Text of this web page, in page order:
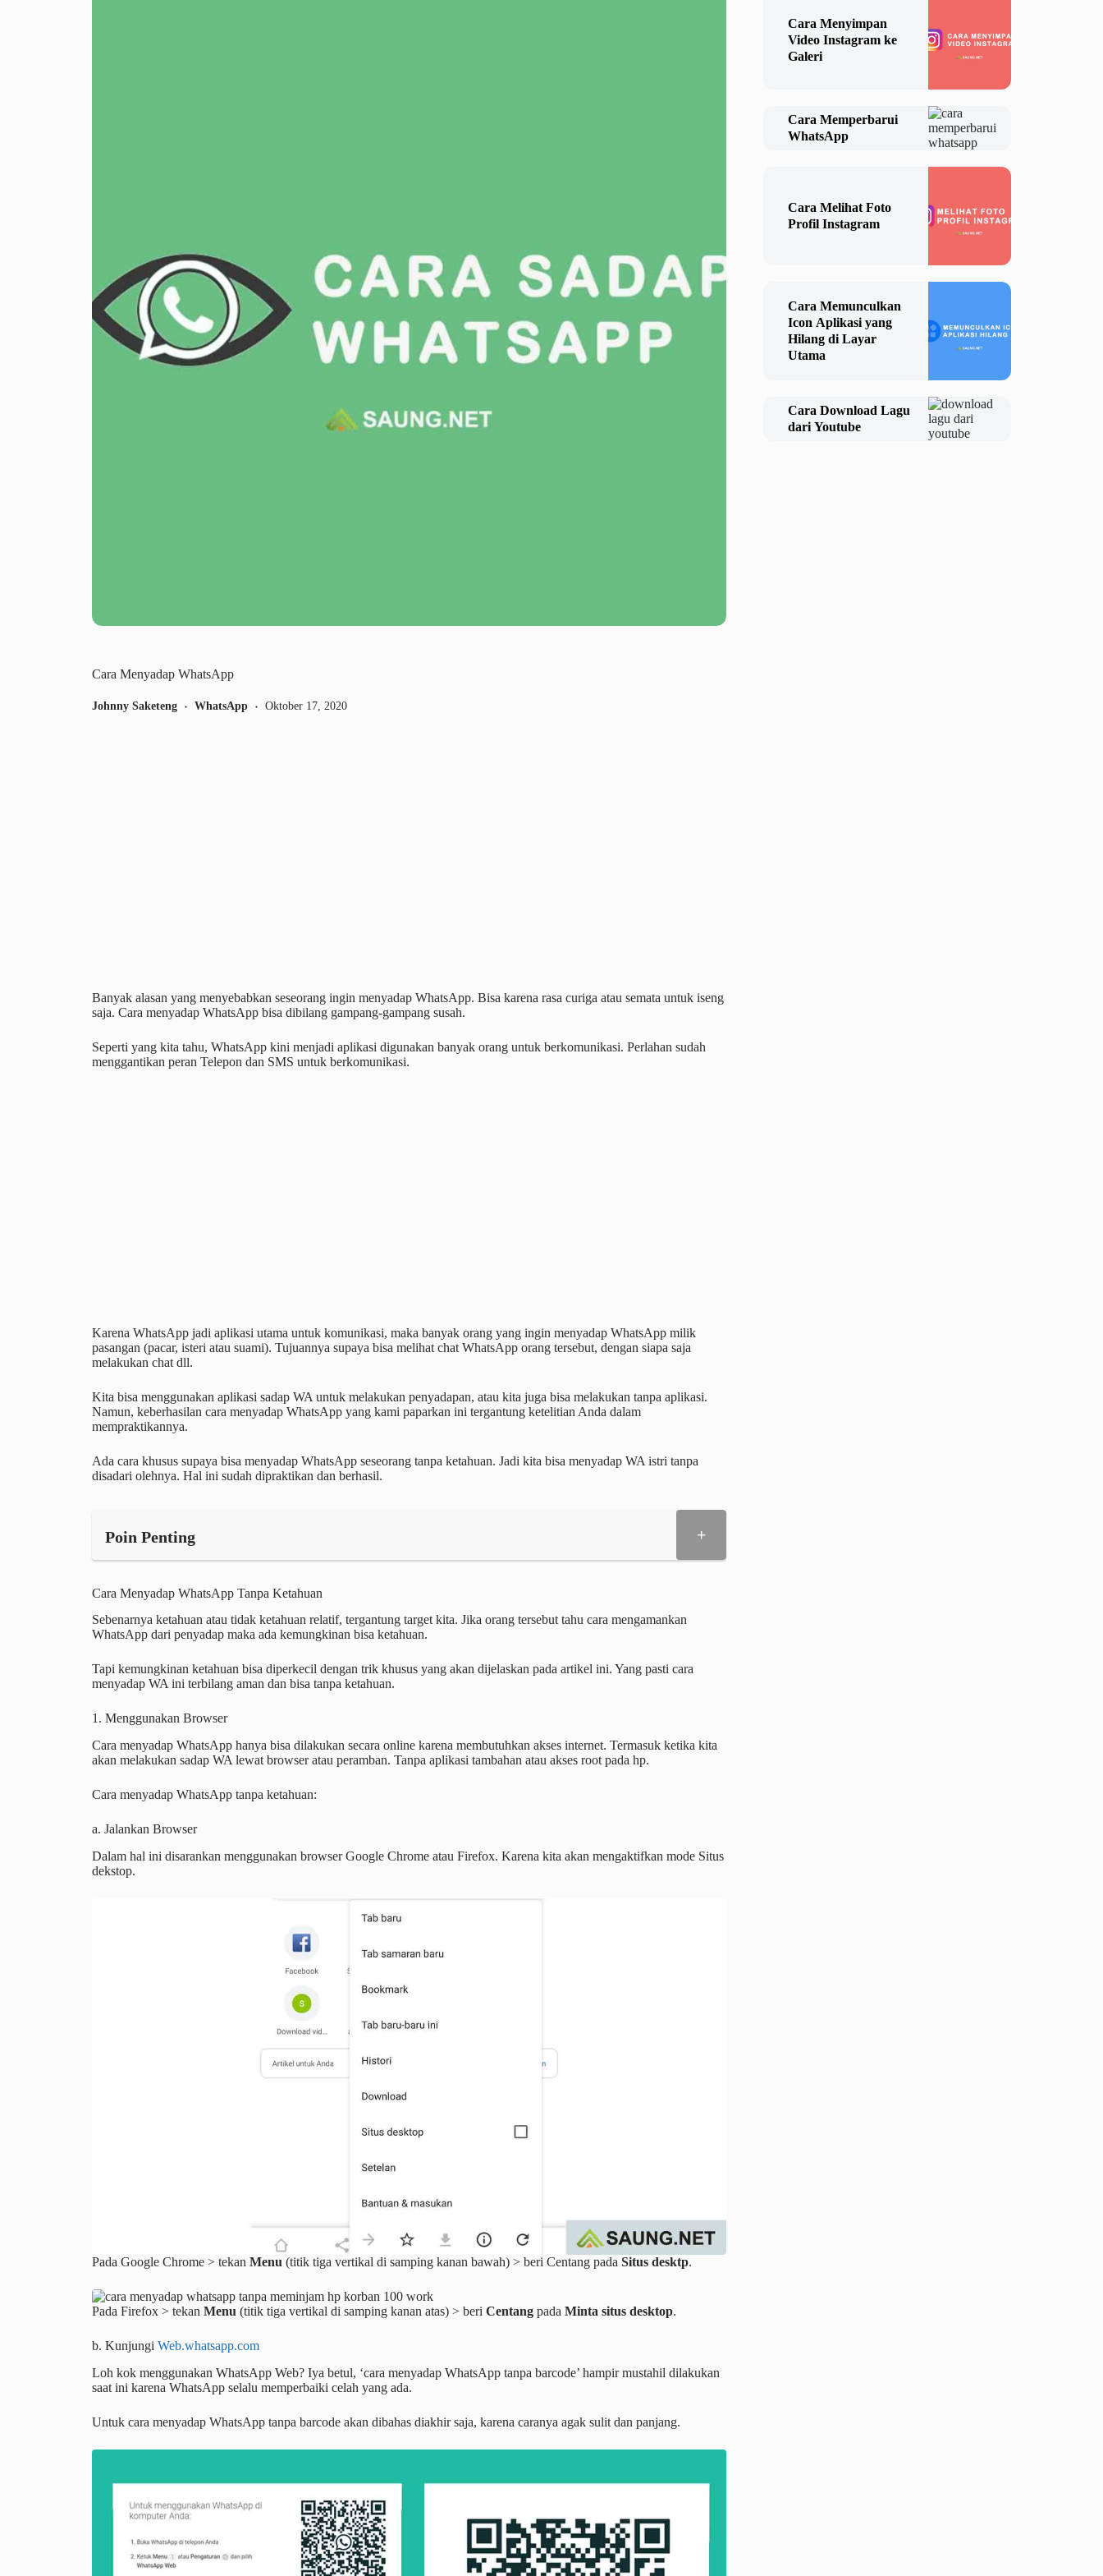
Cara Menyadap WhatsApp
Johnny Saketeng WhatsApp Oktober 17, 2020
Banyak alasan yang menyebabkan seseorang ingin menyadap WhatsApp. Bisa karena rasa curiga atau semata untuk iseng
saja. Cara menyadap WhatsApp bisa dibilang gampang-gampang susah.
Seperti yang kita tahu, WhatsApp kini menjadi aplikasi digunakan banyak orang untuk berkomunikasi. Perlahan sudah
menggantikan peran Telepon dan SMS untuk berkomunikasi.
Karena WhatsApp jadi aplikasi utama untuk komunikasi, maka banyak orang yang ingin menyadap WhatsApp milik
pasangan (pacar, isteri atau suami). Tujuannya supaya bisa melihat chat WhatsApp orang tersebut, dengan siapa saja
melakukan chat dll.
Kita bisa menggunakan aplikasi sadap WA untuk melakukan penyadapan, atau kita juga bisa melakukan tanpa aplikasi.
Namun, keberhasilan cara menyadap WhatsApp yang kami paparkan ini tergantung ketelitian Anda dalam
mempraktikannya.
Ada cara khusus supaya bisa menyadap WhatsApp seseorang tanpa ketahuan. Jadi kita bisa menyadap WA istri tanpa
disadari olehnya. Hal ini sudah dipraktikan dan berhasil.
Poin Penting +
Cara Menyadap WhatsApp Tanpa Ketahuan
Sebenarnya ketahuan atau tidak ketahuan relatif, tergantung target kita. Jika orang tersebut tahu cara mengamankan
WhatsApp dari penyadap maka ada kemungkinan bisa ketahuan.
Tapi kemungkinan ketahuan bisa diperkecil dengan trik khusus yang akan dijelaskan pada artikel ini. Yang pasti cara
menyadap WA ini terbilang aman dan bisa tanpa ketahuan.
1. Menggunakan Browser
Cara menyadap WhatsApp hanya bisa dilakukan secara online karena membutuhkan akses internet. Termasuk ketika kita
akan melakukan sadap WA lewat browser atau peramban. Tanpa aplikasi tambahan atau akses root pada hp.
Cara menyadap WhatsApp tanpa ketahuan:
a. Jalankan Browser
Dalam hal ini disarankan menggunakan browser Google Chrome atau Firefox. Karena kita akan mengaktifkan mode Situs
dekstop.
Pada Google Chrome > tekan Menu (titik tiga vertikal di samping kanan bawah) > beri Centang pada Situs desktp.
Pada Firefox > tekan Menu (titik tiga vertikal di samping kanan atas) > beri Centang pada Minta situs desktop.
b. Kunjungi Web.whatsapp.com
Loh kok menggunakan WhatsApp Web? Iya betul, ‘cara menyadap WhatsApp tanpa barcode’ hampir mustahil dilakukan
saat ini karena WhatsApp selalu memperbaiki celah yang ada.
Untuk cara menyadap WhatsApp tanpa barcode akan dibahas diakhir saja, karena caranya agak sulit dan panjang.
Cara Menyimpan
Video Instagram ke
Galeri
Cara Memperbarui
WhatsApp
Cara Melihat Foto
Profil Instagram
Cara Memunculkan
Icon Aplikasi yang
Hilang di Layar
Utama
Cara Download Lagu
dari Youtube